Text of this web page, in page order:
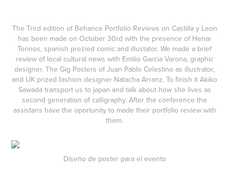
The Trird edition of Behance Portfolio Reviews on Castilla y Leon
has been made on October 30rd with the presence of Henar
Torinos, spanish prezied comic and illustator. We made a brief
review of local cultural news with Emilio Garcia Varona, graphic
designer. The Gig Posters of Juan Pablo Celestino as illustrator,
and UK prized fashion designer Natacha Arranz. To finish it Akiko
Sawada transport us to japan and talk about how she lives as
second generation of calligraphy. After the conference the
assistans have the oportunity to made their portfolio review with
them.
Diseño de poster para el evento